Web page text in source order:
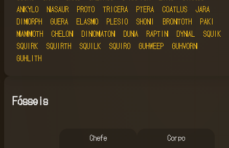
ANKYLO
NASAUR PROTO TRICERA PTERA COATLUS
JARA
DIMORPH
GUERA ELASMO PLESIO SHONI BRONTOTH
PAKI
MAMMOTH
CHELON DINOMATON DUNA RAPTIN DYNAL
SQUIK
SQUIRK
SQUIRTH SQUILK SQUIRO GUHWEEP
GUHVORN
GUHLITH
Fósseis
Chefe Corpo